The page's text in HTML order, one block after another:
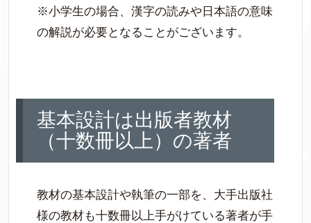
※小学生の場合、漢字の読みや日本語の意味
の解説が必要となることがございます。
基本設計は出版者教材
（十数冊以上）の著者
教材の基本設計や執筆の一部を、大手出版社
様の教材も十数冊以上手がけている著者が手